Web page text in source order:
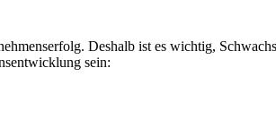
Deshalb ist es wichtig,
sein: